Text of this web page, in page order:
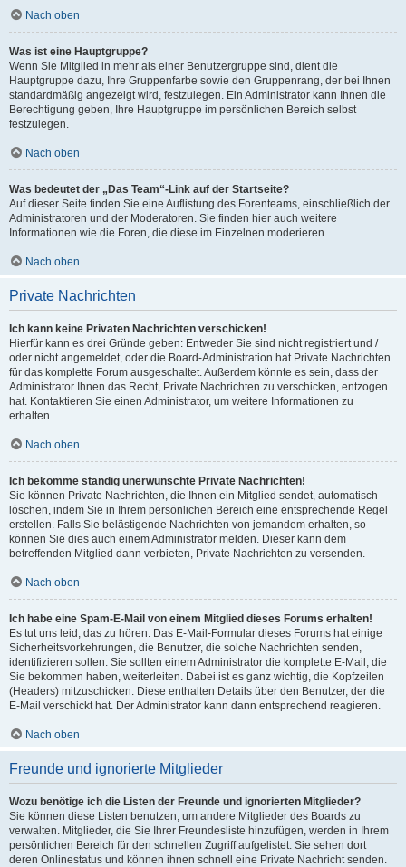
Nach oben
Was ist eine Hauptgruppe?
Wenn Sie Mitglied in mehr als einer Benutzergruppe sind, dient die
Hauptgruppe dazu, Ihre Gruppenfarbe sowie den Gruppenrang, der bei Ihnen
standardmäßig angezeigt wird, festzulegen. Ein Administrator kann Ihnen die
Berechtigung geben, Ihre Hauptgruppe im persönlichen Bereich selbst
festzulegen.
Nach oben
Was bedeutet der „Das Team“-Link auf der Startseite?
Auf dieser Seite finden Sie eine Auflistung des Forenteams, einschließlich der
Administratoren und der Moderatoren. Sie finden hier auch weitere
Informationen wie die Foren, die diese im Einzelnen moderieren.
Nach oben
Private Nachrichten
Ich kann keine Privaten Nachrichten verschicken!
Hierfür kann es drei Gründe geben: Entweder Sie sind nicht registriert und /
oder nicht angemeldet, oder die Board-Administration hat Private Nachrichten
für das komplette Forum ausgeschaltet. Außerdem könnte es sein, dass der
Administrator Ihnen das Recht, Private Nachrichten zu verschicken, entzogen
hat. Kontaktieren Sie einen Administrator, um weitere Informationen zu
erhalten.
Nach oben
Ich bekomme ständig unerwünschte Private Nachrichten!
Sie können Private Nachrichten, die Ihnen ein Mitglied sendet, automatisch
löschen, indem Sie in Ihrem persönlichen Bereich eine entsprechende Regel
erstellen. Falls Sie belästigende Nachrichten von jemandem erhalten, so
können Sie dies auch einem Administrator melden. Dieser kann dem
betreffenden Mitglied dann verbieten, Private Nachrichten zu versenden.
Nach oben
Ich habe eine Spam-E-Mail von einem Mitglied dieses Forums erhalten!
Es tut uns leid, das zu hören. Das E-Mail-Formular dieses Forums hat einige
Sicherheitsvorkehrungen, die Benutzer, die solche Nachrichten senden,
identifizieren sollen. Sie sollten einem Administrator die komplette E-Mail, die
Sie bekommen haben, weiterleiten. Dabei ist es ganz wichtig, die Kopfzeilen
(Headers) mitzuschicken. Diese enthalten Details über den Benutzer, der die
E-Mail verschickt hat. Der Administrator kann dann entsprechend reagieren.
Nach oben
Freunde und ignorierte Mitglieder
Wozu benötige ich die Listen der Freunde und ignorierten Mitglieder?
Sie können diese Listen benutzen, um andere Mitglieder des Boards zu
verwalten. Mitglieder, die Sie Ihrer Freundesliste hinzufügen, werden in Ihrem
persönlichen Bereich für den schnellen Zugriff aufgelistet. Sie sehen dort
deren Onlinestatus und können ihnen schnell eine Private Nachricht senden.